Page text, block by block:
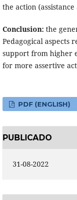
the action
Conclusion:the
Pedagogical aspects
support from higher
for more assertive
PDF (ENGLISH)
PUBLICADO
31-08-2022